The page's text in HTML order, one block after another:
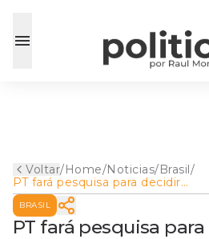
Voltar/Home/Noticias/Brasil/
PT fará pesquisa para decidir
candidato do partido ao
Governo de Minas Gerais
BRASIL
PT fará pesquisa